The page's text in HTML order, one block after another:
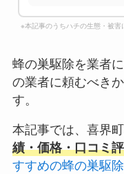
※本記事のうちハチの生態・被害
蜂の巣駆除を業者
の業者に頼むべき
す。
本記事では、喜界
績・価格・口コミ
すすめの蜂の巣駆